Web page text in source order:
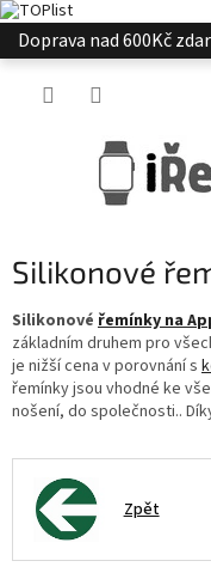
Přejít
na
Doprava nad 600Kč
Silikonové
Silikonové řemínky na
základním druhem pro
je nižší cena v porovnání s
řemínky jsou vhodné ke
nošení, do společnosti..
Zpět